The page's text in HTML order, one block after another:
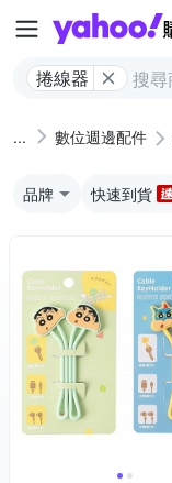
捲線器
數位週邊配件
品牌 快速到貨